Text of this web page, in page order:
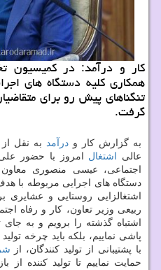
كار و درآمد: در كمیسیون
همكاری كلیه دستگاه های
تنگناهای پیش رو برای
گرفت.
به گزارش كار و درآمد به نقل
عالی
اشتغال امروز با حضور
اجتماعی، عیسی منصوری
دستگاه های اجرایی مربوطه با
اشتغالزایی روستایی و عشایری
ربیعی وزیر تعاون، كار و رفاه
اشتباه گذشته را برویم و به جای
پاشی نماییم، بلكه باید چرخه تولید
با پشتیبانی از تولید كنندگان، از
حمایت نماییم تا تولید كننده از